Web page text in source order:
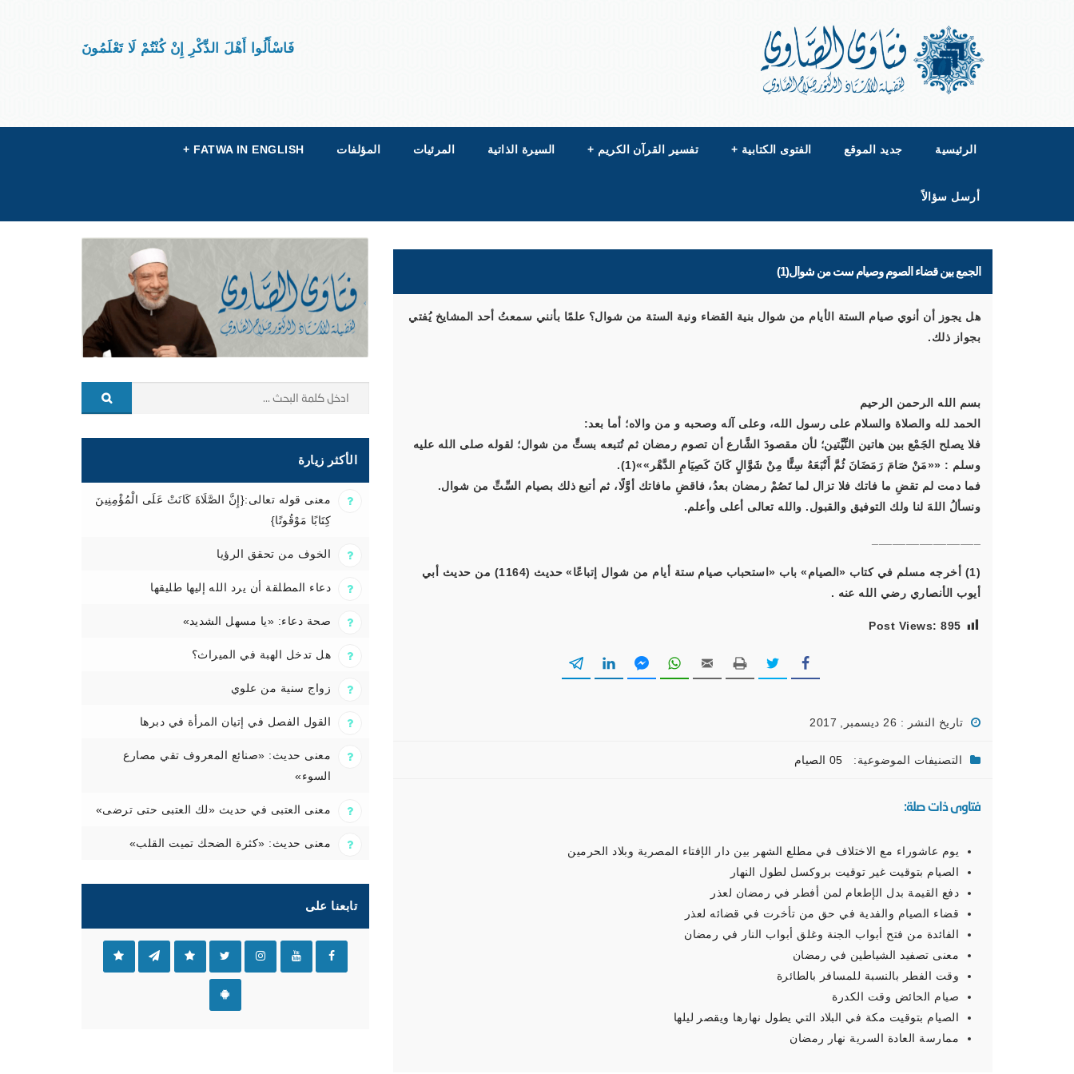
فَاسْأَلُوا أَهْلَ الذِّكْرِ إِنْ كُنْتُمْ لَا تَعْلَمُونَ
الرئيسية جديد الموقع الفتوى الكتابية + تفسير القرآن الكريم + السيرة الذاتية المرئيات المؤلفات FATWA IN ENGLISH
+
أرسل سؤالاً
الجمع بين قضاء الصوم وصيام ست من شوال(1)
هل يجوز أن أنوي صيام الستة الأيام من شوال بنية القضاء ونية الستة من شوال؟ علمًا بأنني سمعتُ أحد المشايخ يُفتي
بجواز ذلك.
بسم الله الرحمن الرحيم
الحمد لله والصلاة والسلام على رسول الله، وعلى آله وصحبه و من والاه؛ أما بعد:
فلا يصلح الجَمْع بين هاتين النِّيَّتين؛ لأن مقصودَ الشَّارع أن تصوم رمضان ثم تُتبعه بستٍّ من شوال؛ لقوله صلى الله عليه
وسلم : ««مَنْ صَامَ رَمَضَانَ ثُمَّ أَتْبَعَهُ سِتًّا مِنْ شَوَّالٍ كَانَ كَصِيَامِ الدَّهْر»»(1).
فما دمت لم تقضِ ما فاتك فلا تزال لما تَصُمْ رمضان بعدُ، فاقضِ مافاتك أوَّلًا، ثم أتبع ذلك بصيام السِّتِّ من شوال.
ونسألُ اللهَ لنا ولك التوفيق والقبول. والله تعالى أعلى وأعلم.
(1) أخرجه مسلم في كتاب «الصيام» باب «استحباب صيام ستة أيام من شوال إتباعًا» حديث (1164) من حديث أبي
أيوب الأنصاري رضي الله عنه .
Post Views: 895
تاريخ النشر : 26 ديسمبر, 2017
التصنيفات الموضوعية: 05 الصيام
فتاوى ذات صلة:
يوم عاشوراء مع الاختلاف في مطلع الشهر بين دار الإفتاء المصرية وبلاد الحرمين
الصيام بتوقيت غير توقيت بروكسل لطول النهار
دفع القيمة بدل الإطعام لمن أفطر في رمضان لعذر
قضاء الصيام والفدية في حق من تأخرت في قضائه لعذر
الفائدة من فتح أبواب الجنة وغلق أبواب النار في رمضان
معنى تصفيد الشياطين في رمضان
وقت الفطر بالنسبة للمسافر بالطائرة
صيام الحائض وقت الكدرة
الصيام بتوقيت مكة في البلاد التي يطول نهارها ويقصر ليلها
ممارسة العادة السرية نهار رمضان
الأكثر زيارة
معنى قوله تعالى:{إِنَّ الصَّلَاةَ كَانَتْ عَلَى الْمُؤْمِنِينَ
كِتَابًا مَوْقُوتًا}
الخوف من تحقق الرؤيا
دعاء المطلقة أن يرد الله إليها طليقها
صحة دعاء: «يا مسهل الشديد»
هل تدخل الهبة في الميراث؟
زواج سنية من علوي
القول الفصل في إتيان المرأة في دبرها
معنى حديث: «صنائع المعروف تقي مصارع
السوء»
معنى العتبى في حديث «لك العتبى حتى ترضى»
معنى حديث: «كثرة الضحك تميت القلب»
تابعنا على